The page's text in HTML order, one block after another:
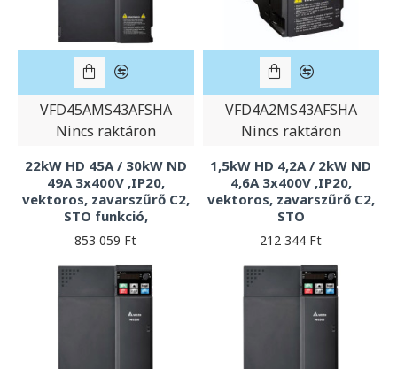
VFD45AMS43AFSHA
Nincs raktáron
22kW HD 45A / 30kW ND
49A 3x400V ,IP20,
vektoros, zavarszűrő C2,
STO funkció,
853 059 Ft
VFD4A2MS43AFSHA
Nincs raktáron
1,5kW HD 4,2A / 2kW ND
4,6A 3x400V ,IP20,
vektoros, zavarszűrő C2,
STO
212 344 Ft